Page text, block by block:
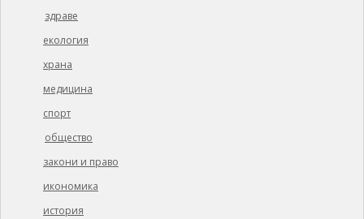
здраве
екология
храна
медицина
спорт
общество
закони и право
икономика
история